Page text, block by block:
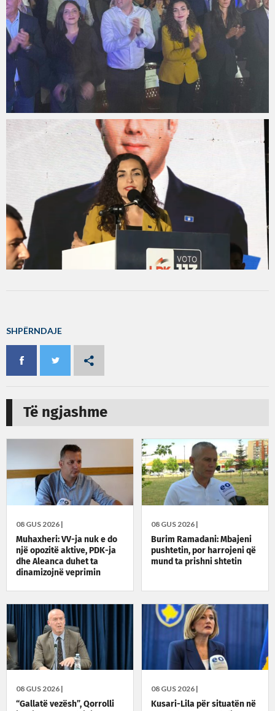
SHPËRNDAJE
Të ngjashme
08 GUS 2026 |
Muhaxheri: VV-ja nuk e do
një opozitë aktive, PDK-ja
dhe Aleanca duhet ta
dinamizojnë veprimin
08 GUS 2026 |
Burim Ramadani: Mbajeni
pushtetin, por harrojeni që
mund ta prishni shtetin
08 GUS 2026 |
“Gallatë vezësh”, Qorrolli
08 GUS 2026 |
Kusari-Lila për situatën në